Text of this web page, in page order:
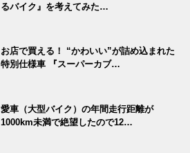
るバイク』を考えてみた…
お店で買える！ “かわいい”が詰め込まれた
特別仕様車 『スーパーカブ…
愛車（大型バイク）の年間走行距離が
1000km未満で絶望したので12…